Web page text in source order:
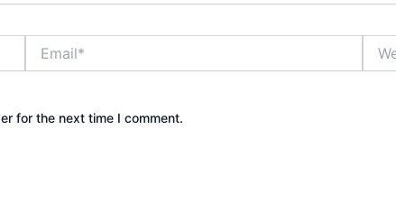
for the next time I comment.